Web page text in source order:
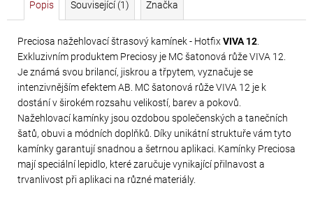
Popis Související (1) Značka
Preciosa nažehlovací štrasový kamínek - HotfixVIVA 12
Exkluzivním produktem Preciosy je MC šatonová růže VIVA 12.
Je známá svou brilancí, jiskrou a třpytem, vyznačuje se
intenzivnějším efektem AB. MC šatonová růže VIVA 12 je k
dostání v širokém rozsahu velikostí, barev a pokovů.
Nažehlovací kamínky jsou ozdobou společenských a tanečních
šatů, obuvi a módních doplňků. Díky unikátní struktuře vám tyto
kamínky garantují snadnou a šetrnou aplikaci. Kamínky Preciosa
mají speciální lepidlo, které zaručuje vynikající přilnavost a
trvanlivost při aplikaci na různé materiály.
620
Kč